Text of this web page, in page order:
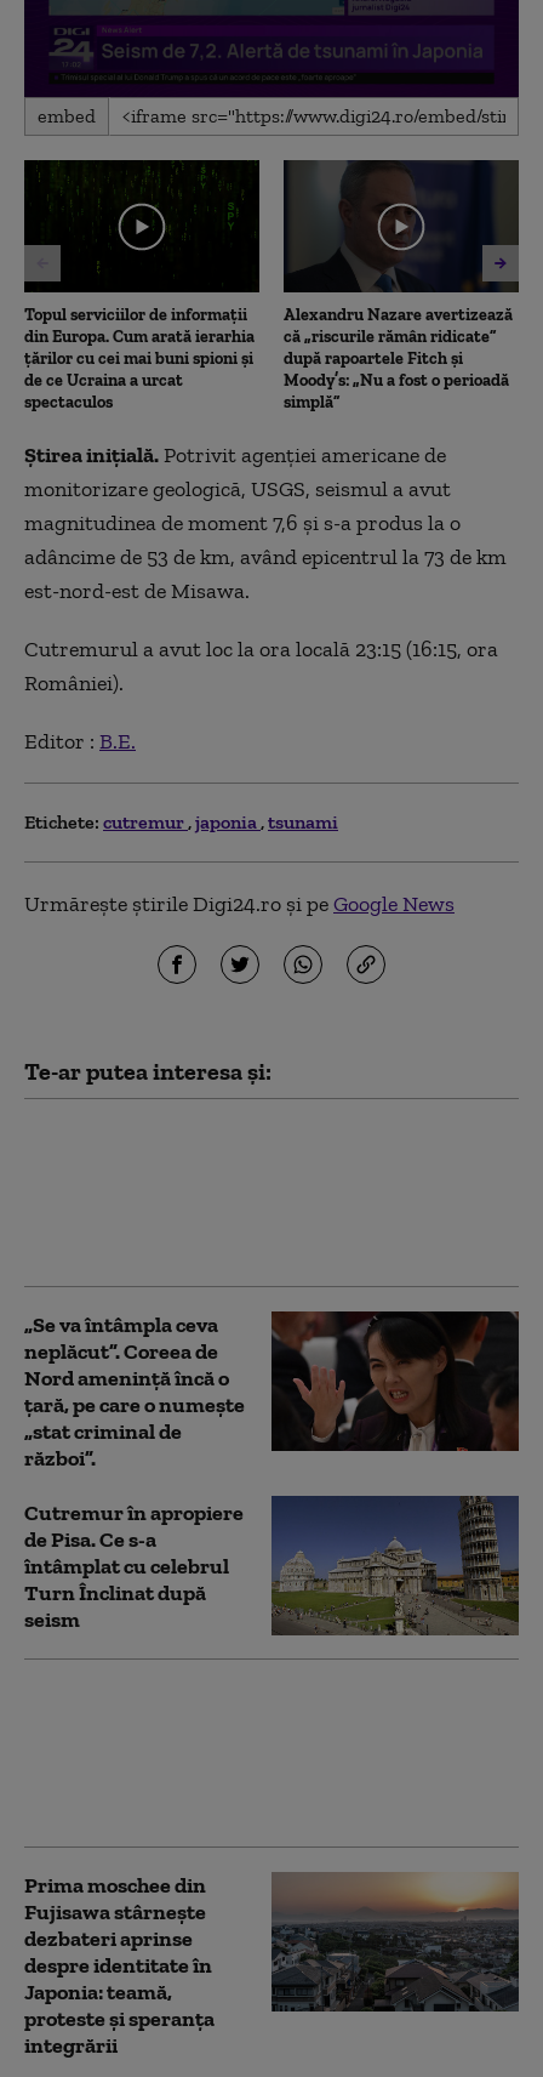
0
seconds
3
minutes,
second
embed
Topul serviciilor de informații
din Europa. Cum arată ierarhia
țărilor cu cei mai buni spioni și
de ce Ucraina a urcat
spectaculos
Alexandru Nazare avertizează
că „riscurile rămân ridicate”
după rapoartele Fitch și
Moody’s: „Nu a fost o perioadă
simplă”
Știrea inițială.Potrivit agenţiei americane de
monitorizare geologică, USGS, seismul a avut
magnitudinea de moment 7,6 şi s-a produs la o
adâncime de 53 de km, având epicentrul la 73 de km
est-nord-est de Misawa.
Cutremurul a avut loc la ora locală 23:15 (16:15, ora
României).
Editor : B.E.
Etichete: cutremur japonia tsunami
Urmărește știrile Digi24.ro și peGoogle News
Te-ar putea interesa și:
„Se va întâmpla ceva
neplăcut”. Coreea de
Nord amenință încă o
țară, pe care o numește
„stat criminal de
război”.
Cutremur în apropiere
de Pisa. Ce s-a
întâmplat cu celebrul
Turn Înclinat după
seism
Prima moschee din
Fujisawa stârnește
dezbateri aprinse
despre identitate în
Japonia: teamă,
proteste și speranța
integrării